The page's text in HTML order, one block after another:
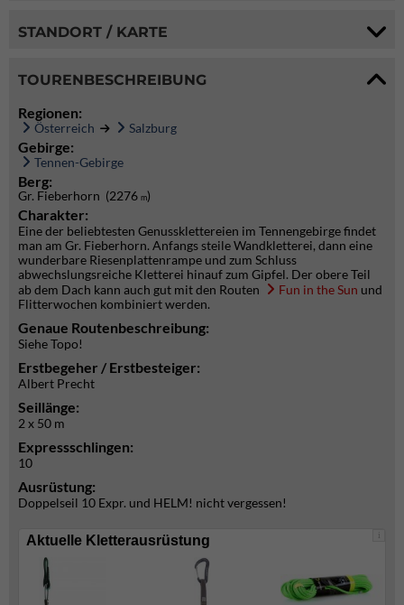
STANDORT / KARTE
TOURENBESCHREIBUNG
Regionen:
Österreich Salzburg
Gebirge:
Tennen-Gebirge
Berg:
Gr. Fieberhorn (2276 m)
Charakter:
Eine der beliebtesten Genussklettereien im Tennengebirge findet
man am Gr. Fieberhorn. Anfangs steile Wandkletterei, dann eine
wunderbare Riesenplattenrampe und zum Schluss
abwechslungsreiche Kletterei hinauf zum Gipfel. Der obere Teil
ab dem Dach kann auch gut mit den Routen
Fun in the Sun und
Flitterwochen kombiniert werden.
Genaue Routenbeschreibung:
Siehe Topo!
Erstbegeher / Erstbesteiger:
Albert Precht
Seillänge:
2 x 50 m
Expressschlingen:
10
Ausrüstung:
Doppelseil 10 Expr. und HELM! nicht vergessen!
i
Aktuelle Kletterausrüstung